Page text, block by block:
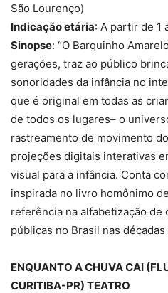
São Lourenço)
Indicação etária: A partir de 1
Sinopse: “O Barquinho
gerações, traz ao público
sonoridades da infância no
que é original em todas as
de todos os lugares– o
rastreamento de movimento
projeções digitais interativas
visual para a infância. Conta
inspirada no livro homônimo
referência na alfabetização de
públicas no Brasil nas
ENQUANTO A CHUVA CAI
CURITIBA-PR) TEATRO